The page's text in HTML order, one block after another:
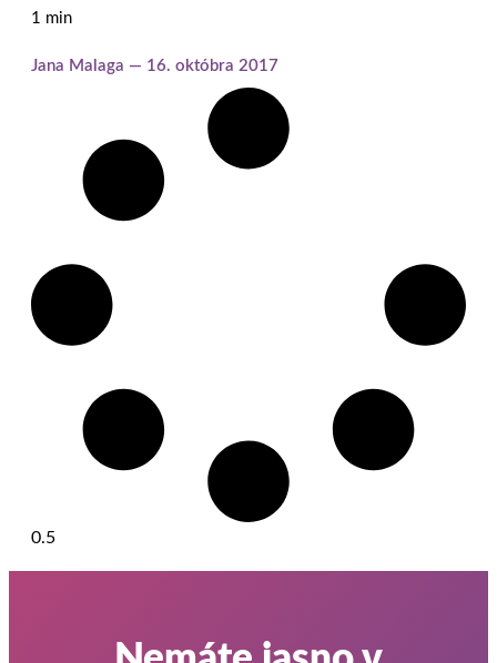
1 min
Jana Malaga 16. októbra 2017